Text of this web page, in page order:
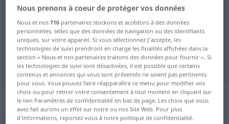
Dictionnaire Allemand-Anglais Unglückstag
Traduction Allemand-Anglais de
"Unglückstag"
"Unglückstag" - traduction Anglais
„Unglückstag“: Maskulinum
Nous prenons à coeur de protéger vos données
Nous et nos716 partenaires stockons et accédons à des données
personnelles, telles que des données de navigation ou des identifiants
uniques, sur votre appareil. Si vous sélectionnez J'accepte, les
technologies de suivi prendront en charge les finalités affichées dans la
section « Nous et nos partenaires traitons des données pour fournir ». Si
les technologies de suivi sont désactivées, il est possible que certains
contenus et annonces qui vous sont présentés ne soient pas pertinents
pour vous. Vous pouvez faire réapparaître ce menu pour modifier vos
choix ou pour retirer votre consentement à tout moment en cliquant sur
le lien Paramètres de confidentialité en bas de page. Les choix que vous
avez fait aurons un effet sur notre ou nos Site Web. Pour plus
d’informations, reportez-vous à notre politique de confidentialité.